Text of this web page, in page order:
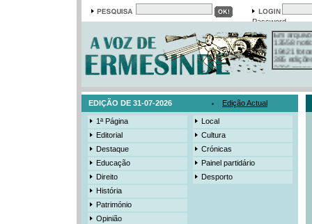
PasswordEm arquivo
13558
19421
385
3206
525
EDIÇÃO DE 31-07-2026 Edição Actual
1ª Página
Editorial
Destaque
Educação
Direito
História
Património
Opinião
Local
Cultura
Crónicas
Painel partidário
Desporto